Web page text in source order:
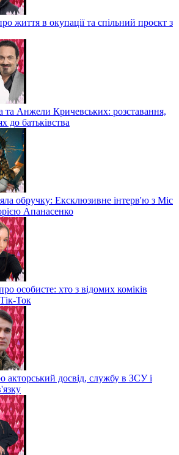
життя в окупації та спільний проєкт з
та Анжели Кричевських: розставання,
до батьківства
обручку: Ексклюзивне інтерв'ю з Міс
Апанасенко
особисте: хто з відомих коміків
Ток
акторський досвід, службу в ЗСУ і